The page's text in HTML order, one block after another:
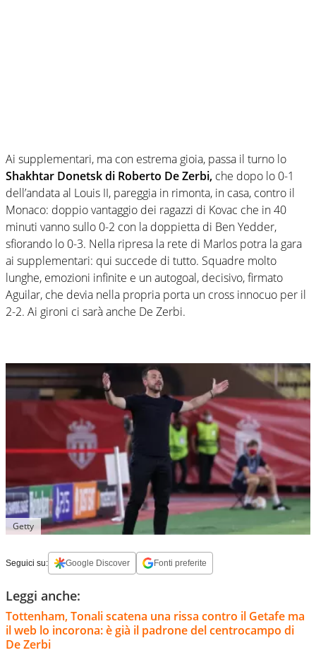
Ai supplementari, ma con estrema gioia, passa il turno lo
Shakhtar Donetsk di Roberto De Zerbi, che dopo lo 0-1
dell’andata al Louis II, pareggia in rimonta, in casa, contro il
Monaco: doppio vantaggio dei ragazzi di Kovac che in 40
minuti vanno sullo 0-2 con la doppietta di Ben Yedder,
sfiorando lo 0-3. Nella ripresa la rete di Marlos potra la gara
ai supplementari: qui succede di tutto. Squadre molto
lunghe, emozioni infinite e un autogoal, decisivo, firmato
Aguilar, che devia nella propria porta un cross innocuo per il
2-2. Ai gironi ci sarà anche De Zerbi.
Getty
Seguici su: Google Discover Fonti preferite
Leggi anche:
Tottenham, Tonali scatena una rissa contro il Getafe ma
il web lo incorona: è già il padrone del centrocampo di
De Zerbi